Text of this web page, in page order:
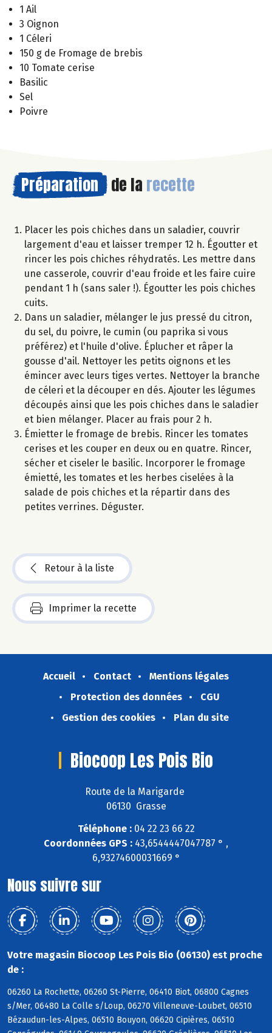
1 Ail
3 Oignon
1 Céleri
150 g de Fromage de brebis
10 Tomate cerise
Basilic
Sel
Poivre
Préparation de la recette
Placer les pois chiches dans un saladier, couvrir
largement d'eau et laisser tremper 12 h. Égoutter et
rincer les pois chiches réhydratés. Les mettre dans
une casserole, couvrir d'eau froide et les faire cuire
pendant 1 h (sans saler !). Égoutter les pois chiches
cuits.
Dans un saladier, mélanger le jus pressé du citron,
du sel, du poivre, le cumin (ou paprika si vous
préférez) et l'huile d'olive. Éplucher et râper la
gousse d'ail. Nettoyer les petits oignons et les
émincer avec leurs tiges vertes. Nettoyer la branche
de céleri et la découper en dés. Ajouter les légumes
découpés ainsi que les pois chiches dans le saladier
et bien mélanger. Placer au frais pour 2 h.
Émietter le fromage de brebis. Rincer les tomates
cerises et les couper en deux ou en quatre. Rincer,
sécher et ciseler le basilic. Incorporer le fromage
émietté, les tomates et les herbes ciselées à la
salade de pois chiches et la répartir dans des
petites verrines. Déguster.
Retour à la liste
Imprimer la recette
Accueil Contact
Mentions légales
Protection des données
CGU
Gestion des cookies
Plan du site
Biocoop Les Pois Bio
Route de la Marigarde
06130 Grasse
Téléphone :04 22 23 66 22
Coordonnées GPS : 43,6544447047787 ° ,
6,93274600031669 °
Nous suivre sur
Votre magasin Biocoop Les Pois Bio (06130) est proche
de :
06260 La Rochette, 06260 St-Pierre, 06410 Biot, 06800 Cagnes
s/Mer, 06480 La Colle s/Loup, 06270 Villeneuve-Loubet, 06510
Bézaudun-les-Alpes, 06510 Bouyon, 06620 Cipières, 06510